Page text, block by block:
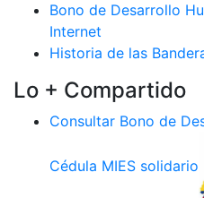
Bono de Desarrollo
Internet
Historia de las
Lo + Compartido
Consultar Bono de
Cédula MIES solidario